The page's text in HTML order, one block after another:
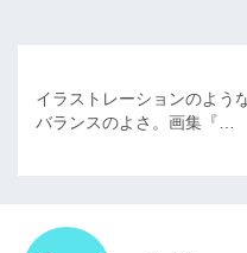
イラストレーションのよう
バランスのよさ。画集『…